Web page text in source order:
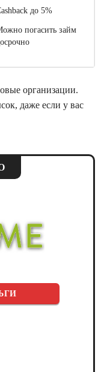
до 5%
погасить займ
организации.
даже если у вас